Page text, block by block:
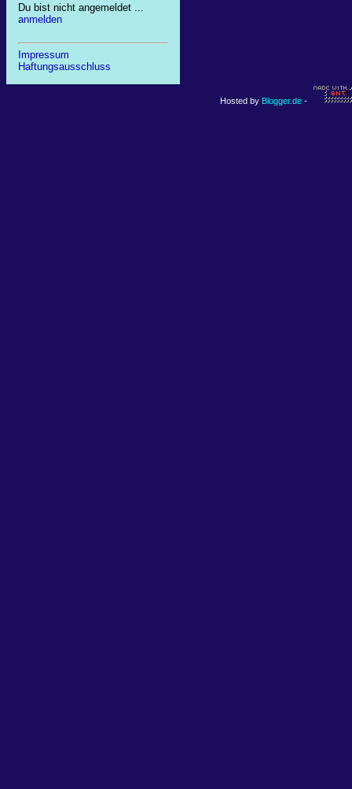
Du bist nicht angemeldet ...
anmelden
Impressum
Haftungsausschluss
Hosted by Blogger.de -